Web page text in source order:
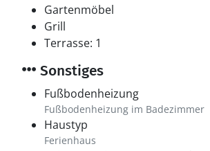
Gartenmöbel
Grill
Terrasse: 1
Sonstiges
Fußbodenheizung
Fußbodenheizung im Badezimmer
Haustyp
Ferienhaus